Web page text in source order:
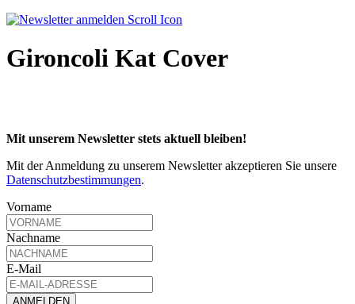
Gironcoli Kat Cover
Mit unserem Newsletter stets aktuell bleiben!
Mit der Anmeldung zu unserem Newsletter akzeptieren Sie unsere
Datenschutzbestimmungen.
Vorname
Nachname
E-Mail